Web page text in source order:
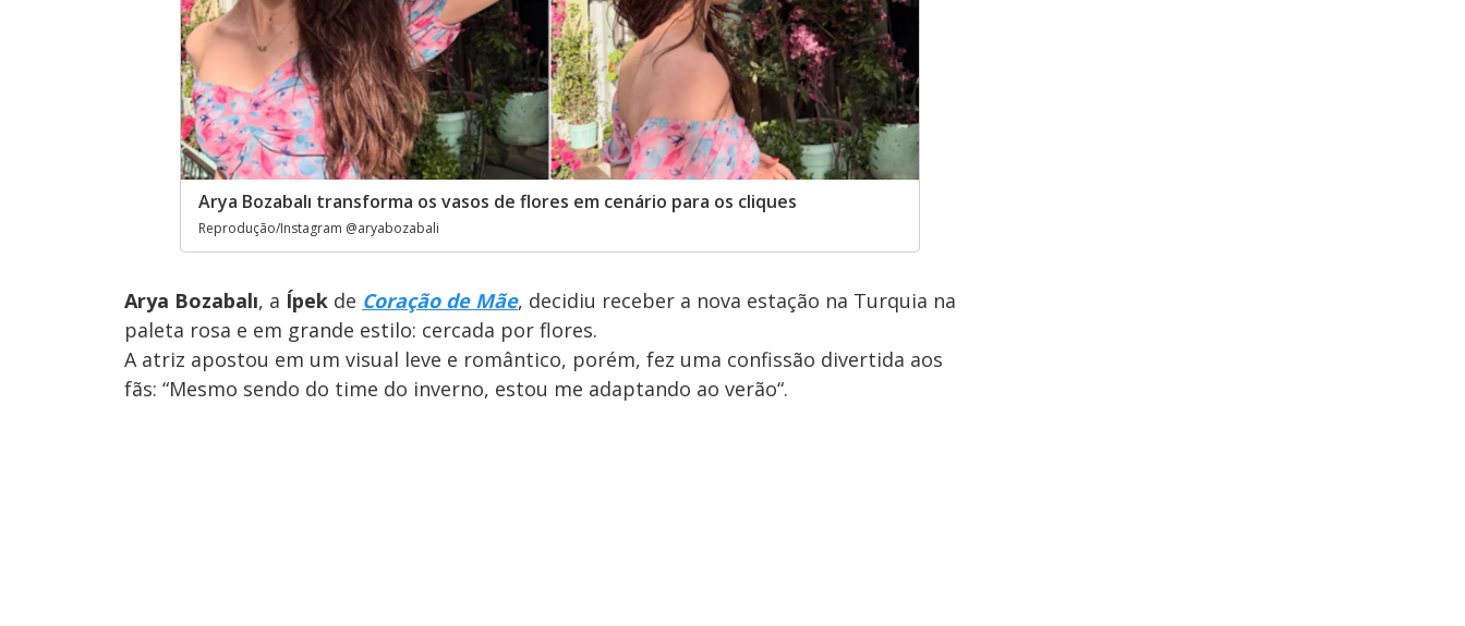
Arya Bozabalı transforma os vasos de flores em cenário para os cliques
Reprodução/Instagram @aryabozabali
Arya Bozabalı, a Ípek de Coração de Mãe, decidiu receber a nova estação na Turquia na
paleta rosa e em grande estilo: cercada por flores.
A atriz apostou em um visual leve e romântico, porém, fez uma confissão divertida aos
fãs: “Mesmo sendo do time do inverno, estou me adaptando ao verão“.